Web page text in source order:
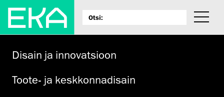
Disain ja innovatsioon
Toote- ja keskkonnadisain